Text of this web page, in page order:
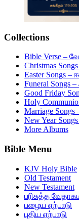
Collections
Bible Verse –
Christmas
Easter Songs
Funeral
Good Friday
Holy
Marriage
New Year
More Albums
Bible Menu
KJV Holy Bible
Old Testament
New Testament
பரிசுத்த
பழைய ஏற்பாடு
புதிய ஏற்பாடு